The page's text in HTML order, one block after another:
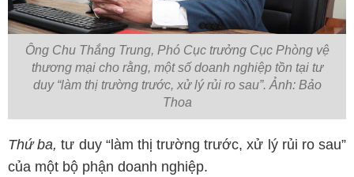
Ông Chu Thắng Trung, Phó Cục trưởng Cục Phòng vệ
thương mại cho rằng, một số doanh nghiệp tồn tại tư
duy “làm thị trường trước, xử lý rủi ro sau”. Ảnh: Bảo
Thoa
Thứ ba, tư duy “làm thị trường trước, xử lý rủi ro sau”
của một bộ phận doanh nghiệp.